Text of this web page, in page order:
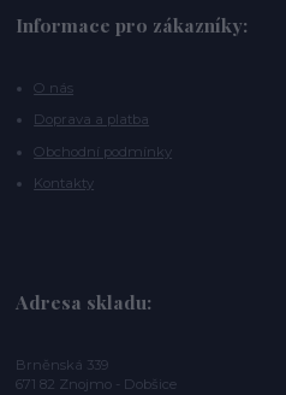
Informace pro zákazníky:
O nás
Doprava a platba
Obchodní podmínky
Kontakty
Adresa skladu:
Brněnská 339
671 82 Znojmo - Dobšice